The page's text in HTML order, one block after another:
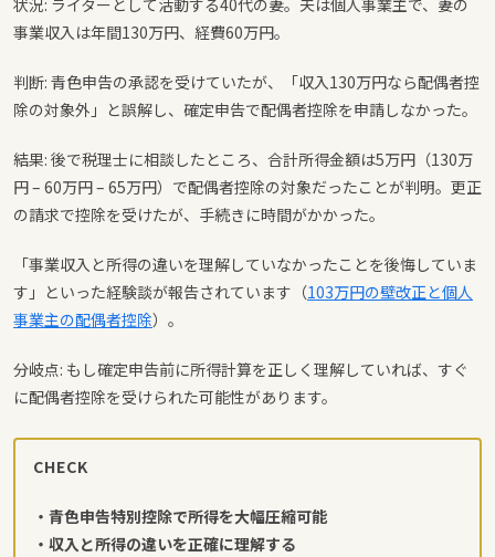
事業収入は年間130万円、経費60万円。
判断: 青色申告の承認を受けていたが、「収入130万円なら配偶者控
除の対象外」と誤解し、確定申告で配偶者控除を申請しなかった。
結果: 後で税理士に相談したところ、合計所得金額は5万円（130万
円 – 60万円 – 65万円）で配偶者控除の対象だったことが判明。更正
の請求で控除を受けたが、手続きに時間がかかった。
「事業収入と所得の違いを理解していなかったことを後悔していま
す」といった経験談が報告されています（103万円の壁改正と個人
事業主の配偶者控除）。
分岐点: もし確定申告前に所得計算を正しく理解していれば、すぐ
に配偶者控除を受けられた可能性があります。
CHECK
・青色申告特別控除で所得を大幅圧縮可能
・収入と所得の違いを正確に理解する